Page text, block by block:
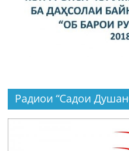
Радиои “Садои